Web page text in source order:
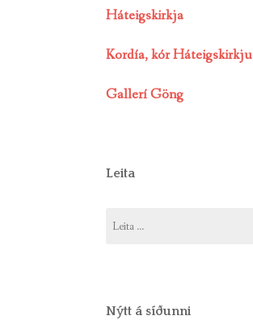
Háteigskirkja
Kordía, kór Háteigskirkju
Gallerí Göng
Leita
að:
Nýtt á síðunni